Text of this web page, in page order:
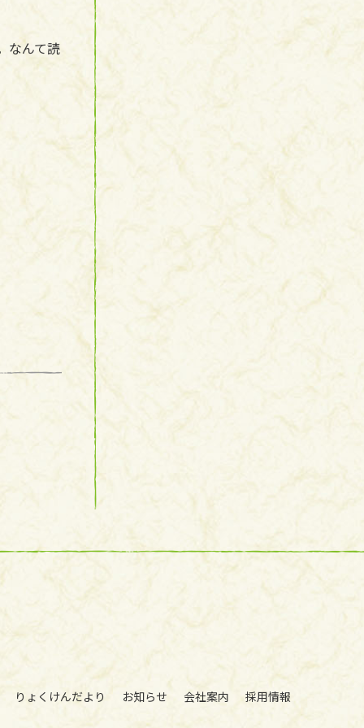
なんて読
りょくけんだより お知らせ 会社案内 採用情報